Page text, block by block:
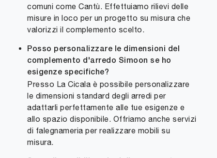
comuni come Cantù. Effettuiamo rilievi delle
misure in loco per un progetto su misura che
valorizzi il complemento scelto.
Posso personalizzare le dimensioni del
complemento d'arredo Simoon se ho
esigenze specifiche?
Presso La Cicala è possibile personalizzare
le dimensioni standard degli arredi per
adattarli perfettamente alle tue esigenze e
allo spazio disponibile. Offriamo anche servizi
di falegnameria per realizzare mobili su
misura.